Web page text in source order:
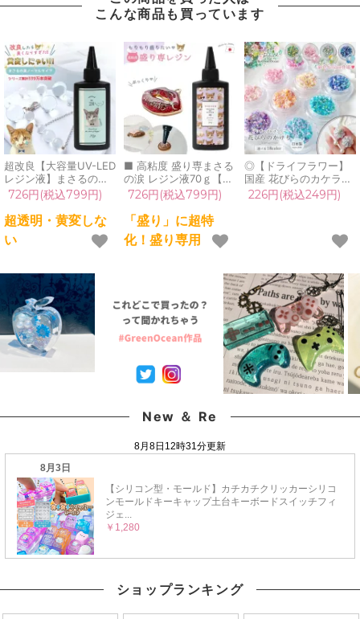
こんな商品も買っています
超改良【大容量UV-LED
レジン液】まさるの涙
ver.03 超透明 70g 初心
者 作家 コーティング
ハード 黄変しない 高品
質 クリア 猫 UVレジン
液 安い おすすめ
726円(税込799円)
超透明・黄変しな
い
■ 高粘度 盛り専まさる
の涙 レジン液70ｇ【大
容量UV-LEDレジン液】
もりせん 盛り専用『も
りもり盛れる』《クリ
ア》 GreenOceanオリ
ジナル 猫 ねこ ネコ 盛
726円(税込799円)
「盛り」に超特
化！盛り専用
◎【ドライフラワー】
国産 花びらのカケラ
MIX プリザーブドフラ
ワー レジン封入素材 封
GreenOceanオリジナ
226円(税込249円)
New ＆ Re
ショップランキング